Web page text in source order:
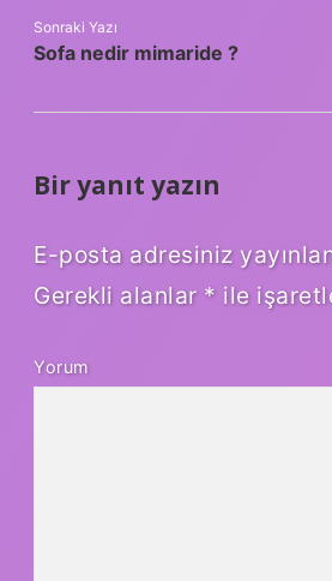
Sonraki Yazı
Sofa nedir mimaride ?
Bir yanıt yazın
E-posta adresiniz
Gerekli alanlar * ile
Yorum